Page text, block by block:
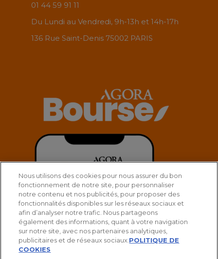
01 44 59 91 11
Du Lundi au Vendredi, 9h-13h et 14h-17h
136 Rue Saint-Denis 75002 PARIS
Nous utilisons des cookies pour nous assurer du bon
fonctionnement de notre site, pour personnaliser
notre contenu et nos publicités, pour proposer des
fonctionnalités disponibles sur les réseaux sociaux et
afin d’analyser notre trafic. Nous partageons
également des informations, quant à votre navigation
sur notre site, avec nos partenaires analytiques,
publicitaires et de réseaux sociaux. POLITIQUE DE
COOKIES